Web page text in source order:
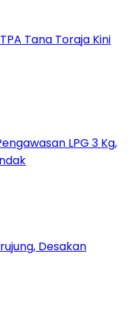
Tana Toraja Kini
LPG 3 Kg,
Desakan